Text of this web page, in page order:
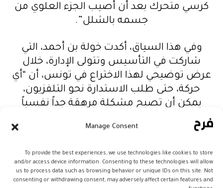
Manage Consent
To provide the best experiences, we use technologies like cookies to store
and/or access device information. Consenting to these technologies will allow
us to process data such as browsing behavior or unique IDs on this site. Not
consenting or withdrawing consent, may adversely affect certain features and
كرسي متحرك بعد أن أصيب الجزء العلوي من
جسمه بالشلل”.
وفي هذا السياق، أكدت خولة بن أحمد، التي
شاركت في التأسيس وتتولى الإدارة، خلال
عرض توضيحي لهذا الاختراع في تونس، أن “أي
حركة، حتى طلب الاستدارة نحو التلفزيون،
يمكن أن تصبح مشكلة مرهقة جداً نفسياً
للأشخاص ذوي القدرة المحدودة على التنقل”،
إذ كانوا “لا يستطيعون التحدث، ولم تعد لديهم
وأبرزت أن “القيمة المضافة” لهذا الاختراع